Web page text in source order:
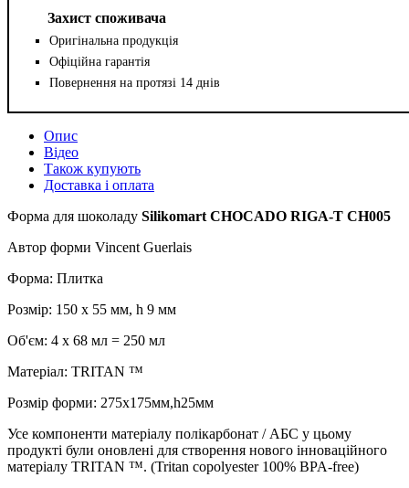
Захист споживача
Оригінальна продукція
Офіційна гарантія
Повернення на протязі 14 днів
Опис
Відео
Також купують
Доставка і оплата
Форма для шоколаду Silikomart CHOCADO RIGA-T CH005
Автор форми Vincent Guerlais
Форма: Плитка
Розмір: 150 х 55 мм, h 9 мм
Об'єм: 4 x 68 мл = 250 мл
Матеріал: TRITAN ™
Розмір форми: 275x175мм,h25мм
Усе компоненти матеріалу полікарбонат / АБС у цьому
продукті були оновлені для створення нового інноваційного
матеріалу TRITAN ™. (Tritan copolyester 100% BPA-free)